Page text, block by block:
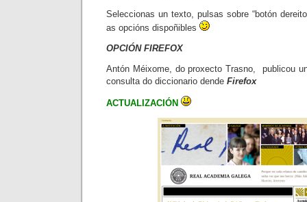
Seleccionas un texto, pulsas sobre “botón
as opcións dispoñibles
OPCIÓN FIREFOX
Antón Méixome, do proxecto Trasno, publicou
consulta do diccionario dende Firefox
ACTUALIZACIÓN